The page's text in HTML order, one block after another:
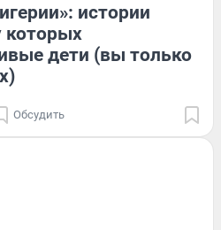
истории
которых
дети (вы только
Обсудить